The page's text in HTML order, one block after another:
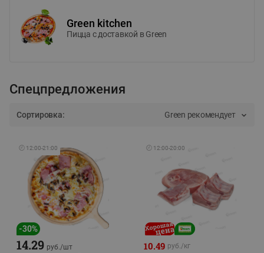
Green kitchen
Пицца c доставкой в Green
Спецпредложения
Сортировка: Green рекомендует
🕘 12:00-21:00
-30%
14.29 руб./шт
🕘 12:00-20:00
10.49 руб./кг